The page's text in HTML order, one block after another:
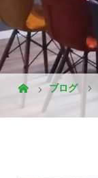
ブログ